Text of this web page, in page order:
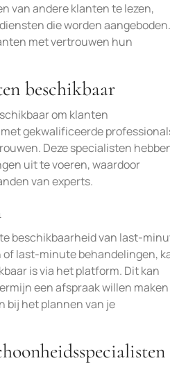
van andere klanten te lezen,
die worden aangeboden.
met vertrouwen hun
beschikbaar
om klanten
gekwalificeerde
Deze specialisten
uit te voeren, waardoor
van experts.
beschikbaarheid van last-
last-minute behandelingen,
is via het platform. Dit kan
een afspraak willen maken
bij het plannen van je